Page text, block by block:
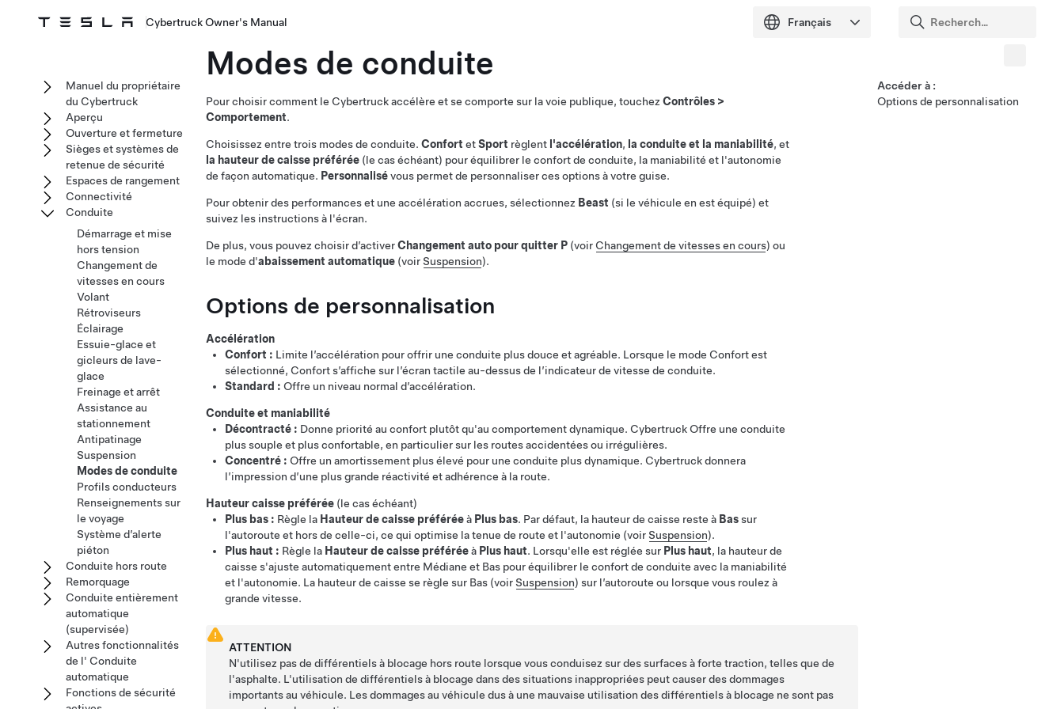
Cybertruck Owner's Manual
Modes de conduite
Pour choisir comment le Cybertruckaccélère et se comporte sur la voie publique, touchez Contrôles >
Comportement.
Choisissez entre trois modes de conduite. Confort etSport règlent l'accélération, la conduite et la maniabilité, et
la hauteur de caisse préférée (le cas échéant) pour équilibrer le confort de conduite, la maniabilité et l'autonomie
de façon automatique. Personnalisévous permet de personnaliser ces options à votre guise.
Pour obtenir des performances et une accélération accrues, sélectionnez Beast (si le véhicule en est équipé) et
suivez les instructions à l'écran.
De plus, vous pouvez choisir d’activerChangement auto pour quitter P (voir Changement de vitesses en cours) ou
le mode d'abaissement automatique (voirSuspension).
Options de personnalisation
Accélération
Confort : Limite l’accélération pour offrir une conduite plus douce et agréable. Lorsque le mode Confort est
sélectionné, Confort s’affiche sur l’écran tactile au-dessus de l’indicateur de vitesse de conduite.
Standard : Offre un niveau normal d’accélération.
Conduite et maniabilité
Décontracté : Donne priorité au confort plutôt qu'au comportement dynamique. CybertruckOffre une conduite
plus souple et plus confortable, en particulier sur les routes accidentées ou irrégulières.
Concentré : Offre un amortissement plus élevé pour une conduite plus dynamique. Cybertruckdonnera
l’impression d’une plus grande réactivité et adhérence à la route.
Hauteur caisse préférée (le cas échéant)
Plus bas : Règle la Hauteur de caisse préféréeà Plus bas. Par défaut, la hauteur de caisse reste à Bassur
l'autoroute et hors de celle-ci, ce qui optimise la tenue de route et l'autonomie (voirSuspension).
Plus haut : Règle la Hauteur de caisse préféréeà Plus haut. Lorsqu'elle est réglée sur Plus haut, la hauteur de
caisse s'ajuste automatiquement entre Médiane et Bas pour équilibrer le confort de conduite avec la maniabilité
et l'autonomie. La hauteur de caisse se règle sur Bas (voirSuspension) sur l’autoroute ou lorsque vous roulez à
grande vitesse.
ATTENTION
N'utilisez pas de différentiels à blocage hors route lorsque vous conduisez sur des surfaces à forte traction, telles que de
l'asphalte. L'utilisation de différentiels à blocage dans des situations inappropriées peut causer des dommages
importants au véhicule. Les dommages au véhicule dus à une mauvaise utilisation des différentiels à blocage ne sont pas
Manuel du propriétaire
du Cybertruck
Aperçu
Ouverture et fermeture
Sièges et systèmes de
retenue de sécurité
Espaces de rangement
Connectivité
Conduite
Démarrage et mise
hors tension
Changement de
vitesses en cours
Volant
Rétroviseurs
Éclairage
Essuie-glace et
gicleurs de lave-
glace
Freinage et arrêt
Assistance au
stationnement
Antipatinage
Suspension
Modes de conduite
Profils conducteurs
Renseignements sur
le voyage
Système d’alerte
piéton
Conduite hors route
Remorquage
Conduite entièrement
automatique
(supervisée)
Autres fonctionnalités
de l' Conduite
automatique
Fonctions de sécurité
Accéder à :
Options de personnalisation